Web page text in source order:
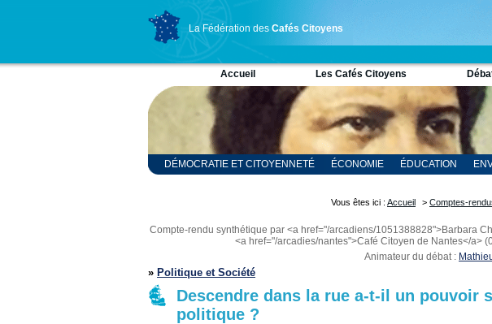
La Fédération des Cafés Citoyens
Accueil Les Cafés Citoyens
DÉMOCRATIE ET CITOYENNETÉ ÉCONOMIE ÉDUCATION
Vous êtes ici : Accueil > Comptes-
Compte-rendu synthétique par <a href="/arcadiens/1051388828">Barbara
<a href="/arcadies/nantes">Café Citoyen de Nantes</a>
Animateur du débat :
» Politique et Société
Descendre dans la rue a-t-il un pouvoir
politique ?